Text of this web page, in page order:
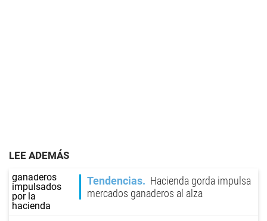
LEE ADEMÁS
Tendencias
Hacienda gorda impulsa
mercados ganaderos al alza